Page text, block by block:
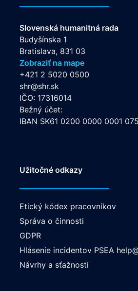
Slovenská humanitná rada
Budyšínska 1
Bratislava, 831 03
Zobraziť na mape
+421 2 5020 0500
shr@shr.sk
IČO: 17316014
Bežný účet:
IBAN SK61 0200 0000 0001
Užitočné odkazy
Etický kódex pracovníkov
Správa o činnosti
GDPR
Hlásenie incidentov PSEA
Návrhy a sťažnosti